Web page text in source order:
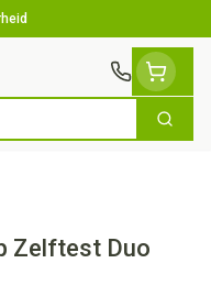
Zoek
Zelftest Duo